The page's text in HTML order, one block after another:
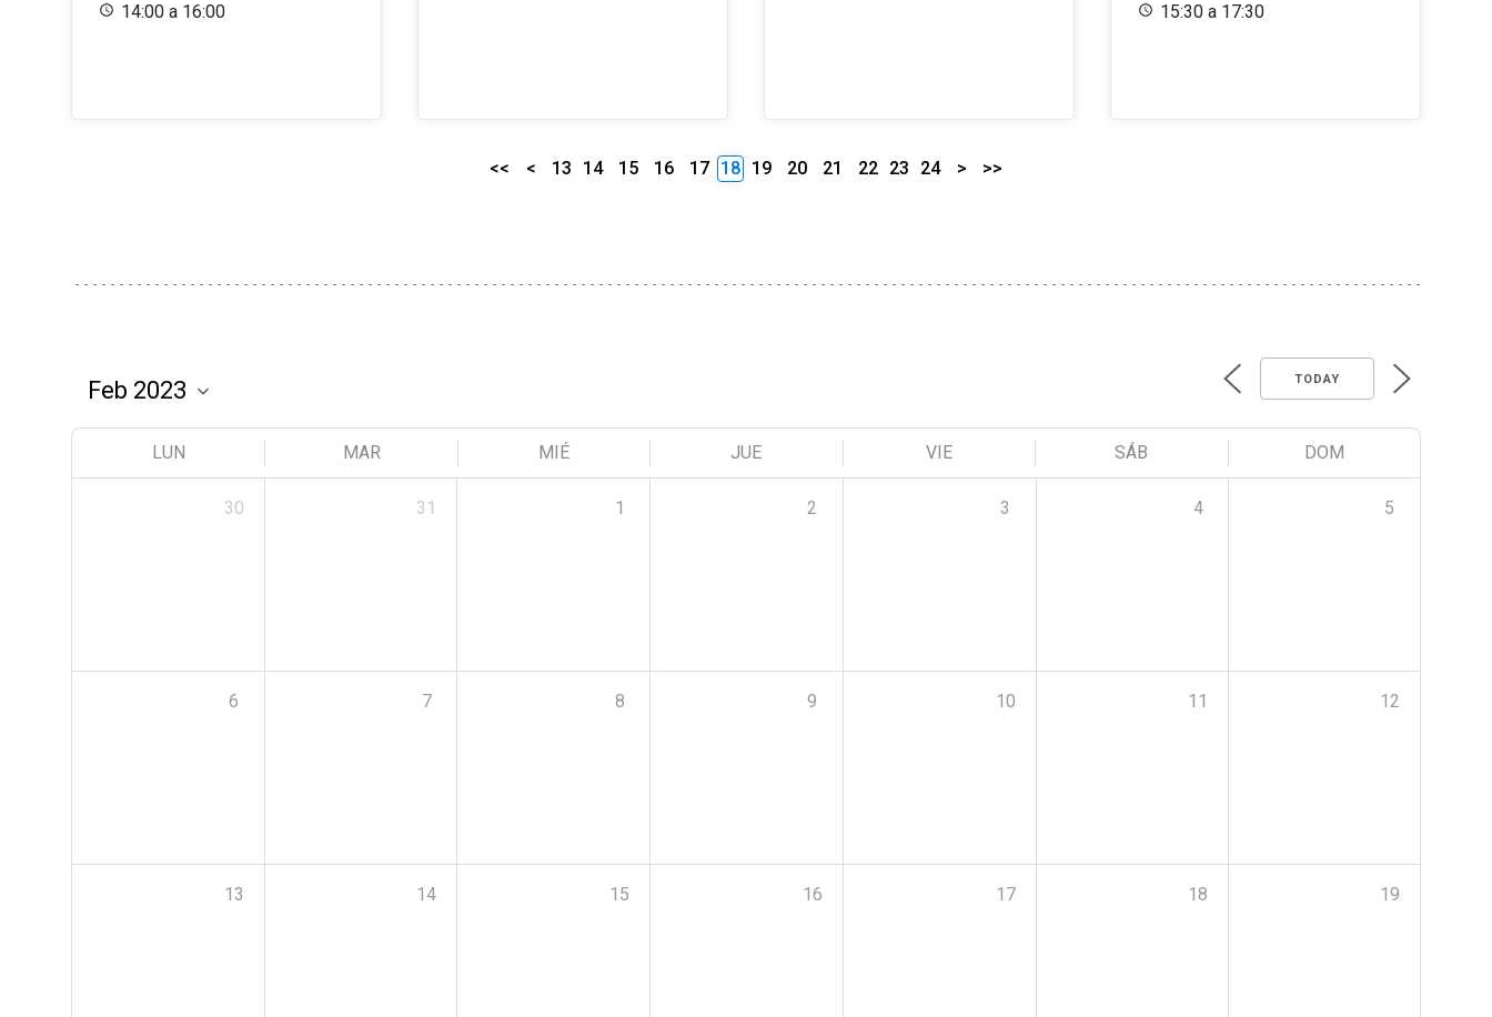
14:00 a 16:00
15:30 a 17:30
<< < 13 14 15 16 17 18 19 20 21 22 23 24 > >>
TODAY
LUN MAR MIÉ JUE VIE SÁB DOM
30 31 1 2 3 4 5
6 7 8 9 10 11 12
13 14 15 16 17 18 19